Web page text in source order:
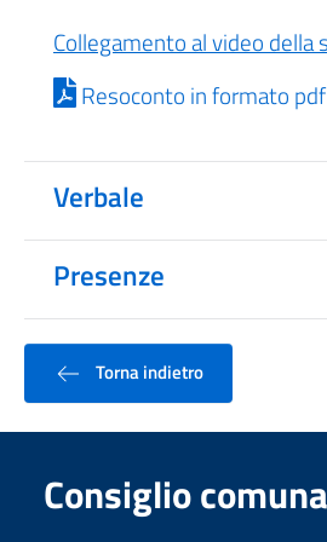
Collegamento al video della
Resoconto in formato pdf
Verbale
Presenze
Torna indietro
Consiglio